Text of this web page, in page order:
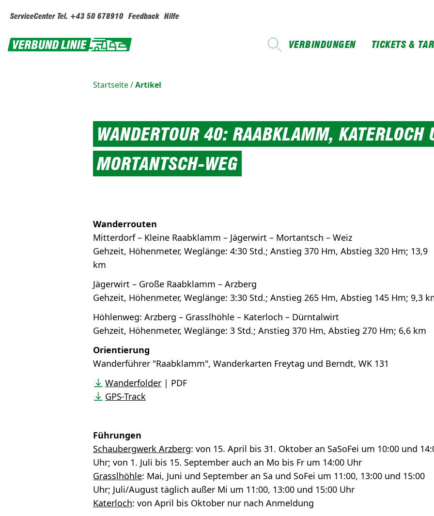
ServiceCenter Tel. +43 50 678910 Feedback Hilfe
VERBINDUNGEN TICKETS &
Startseite/Artikel
WANDERTOUR 40: RAABKLAMM, KATERLOCH
MORTANTSCH-WEG
Wanderrouten
Mitterdorf – Kleine Raabklamm – Jägerwirt – Mortantsch – Weiz
Gehzeit, Höhenmeter, Weglänge: 4:30 Std.; Anstieg 370 Hm, Abstieg 320 Hm; 13,9
km
Jägerwirt – Große Raabklamm – Arzberg
Gehzeit, Höhenmeter, Weglänge: 3:30 Std.; Anstieg 265 Hm, Abstieg 145 Hm; 9,3
Höhlenweg: Arzberg – Grasslhöhle – Katerloch – Dürntalwirt
Gehzeit, Höhenmeter, Weglänge: 3 Std.; Anstieg 370 Hm, Abstieg 270 Hm; 6,6 km
Orientierung
Wanderführer "Raabklamm", Wanderkarten Freytag und Berndt, WK 131
Wanderfolder | PDF
GPS-Track
Führungen
Schaubergwerk Arzberg: von 15. April bis 31. Oktober an SaSoFei um 10:00 und
Uhr; von 1. Juli bis 15. September auch an Mo bis Fr um 14:00 Uhr
Grasslhöhle: Mai, Juni und September an Sa und SoFei um 11:00, 13:00 und 15:00
Uhr; Juli/August täglich außer Mi um 11:00, 13:00 und 15:00 Uhr
Katerloch: von April bis Oktober nur nach Anmeldung